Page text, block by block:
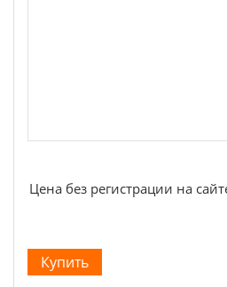
Цена без регистрации на